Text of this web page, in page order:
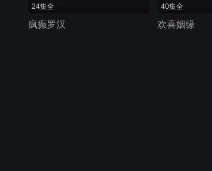
24集全
疯癫罗汉
40集全
欢喜姻缘